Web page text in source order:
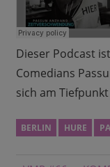
Dieser Podcast
Comedians
sich am
BERLIN HURE